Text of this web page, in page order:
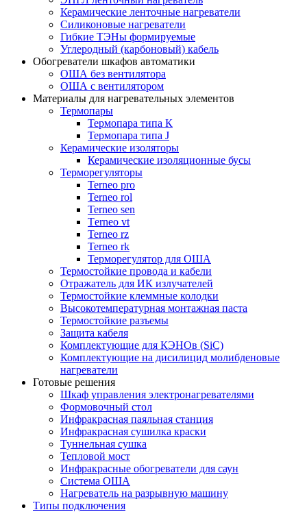
Керамические ленточные нагреватели
Силиконовые нагреватели
Гибкие ТЭНы формируемые
Углеродный (карбоновый) кабель
Обогреватели шкафов автоматики
ОША без вентилятора
ОША с вентилятором
Материалы для нагревательных элементов
Термопары
Термопара типа К
Термопара типа J
Керамические изоляторы
Керамические изоляционные бусы
Терморегуляторы
Terneo pro
Terneo rol
Terneo sen
Тerneo vt
Terneo rz
Terneo rk
Терморегулятор для ОША
Термостойкие провода и кабели
Отражатель для ИК излучателей
Термостойкие клеммные колодки
Высокотемпературная монтажная паста
Термостойкие разъемы
Защита кабеля
Комплектующие для КЭНОв (SiC)
Комплектующие на дисилицид молибденовые
нагреватели
Готовые решения
Шкаф управления электронагревателями
Формовочный стол
Инфракрасная паяльная станция
Инфракрасная сушилка краски
Туннельная сушка
Тепловой мост
Инфракрасные обогреватели для саун
Система ОША
Нагреватель на разрывную машину
Типы подключения